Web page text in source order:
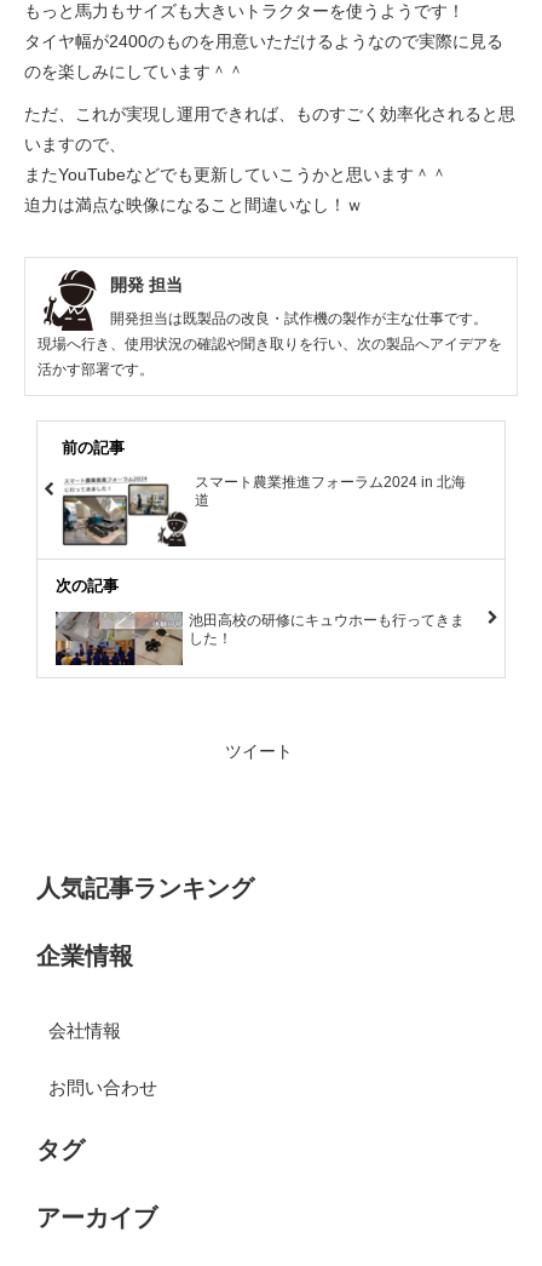
もっと馬力もサイズも大きいトラクターを使うようです！
タイヤ幅が2400のものを用意いただけるようなので実際に見る
のを楽しみにしています＾＾
ただ、これが実現し運用できれば、ものすごく効率化されると思
いますので、
またYouTubeなどでも更新していこうかと思います＾＾
迫力は満点な映像になること間違いなし！ｗ
開発 担当
開発担当は既製品の改良・試作機の製作が主な仕事です。
現場へ行き、使用状況の確認や聞き取りを行い、次の製品へアイデアを
活かす部署です。
前の記事
スマート農業推進フォーラム2024 in 北海
道
次の記事
池田高校の研修にキュウホーも行ってきま
した！
ツイート
人気記事ランキング
企業情報
会社情報
お問い合わせ
タグ
アーカイブ